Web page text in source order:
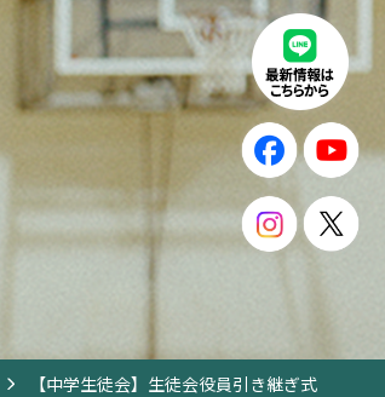
【中学生徒会】生徒会役員引き継ぎ式